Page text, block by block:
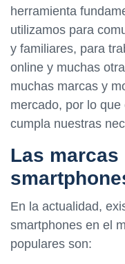
herramienta
utilizamos para
y familiares, para
online y muchas
muchas marcas y
mercado, por lo
cumpla nuestras
Las marcas
En la actualidad,
smartphones en el
populares son: